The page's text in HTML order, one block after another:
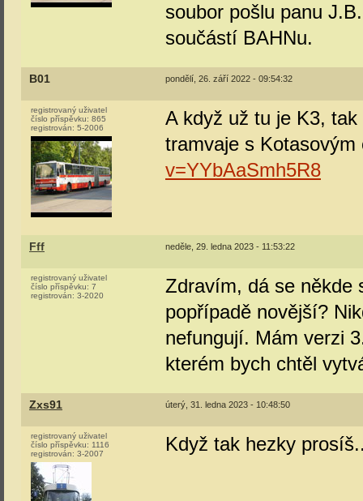
soubor pošlu panu
součástí BAHNu.
B01 pondělí, 26. září 2022 - 09:54:32
registrovaný uživatel
číslo příspěvku: 865
registrován: 5-2006
A když už tu je K3,
tramvaje s
v=YYbAaSmh5R8
Fff neděle, 29. ledna 2023 - 11:53:22
registrovaný uživatel
číslo příspěvku: 7
registrován: 3-2020
Zdravím, dá se někde
popřípadě novější?
nefungují. Mám verzi
kterém bych chtěl
Zxs91 úterý, 31. ledna 2023 - 10:48:50
registrovaný uživatel
číslo příspěvku: 1116
registrován: 3-2007 Když tak hezky